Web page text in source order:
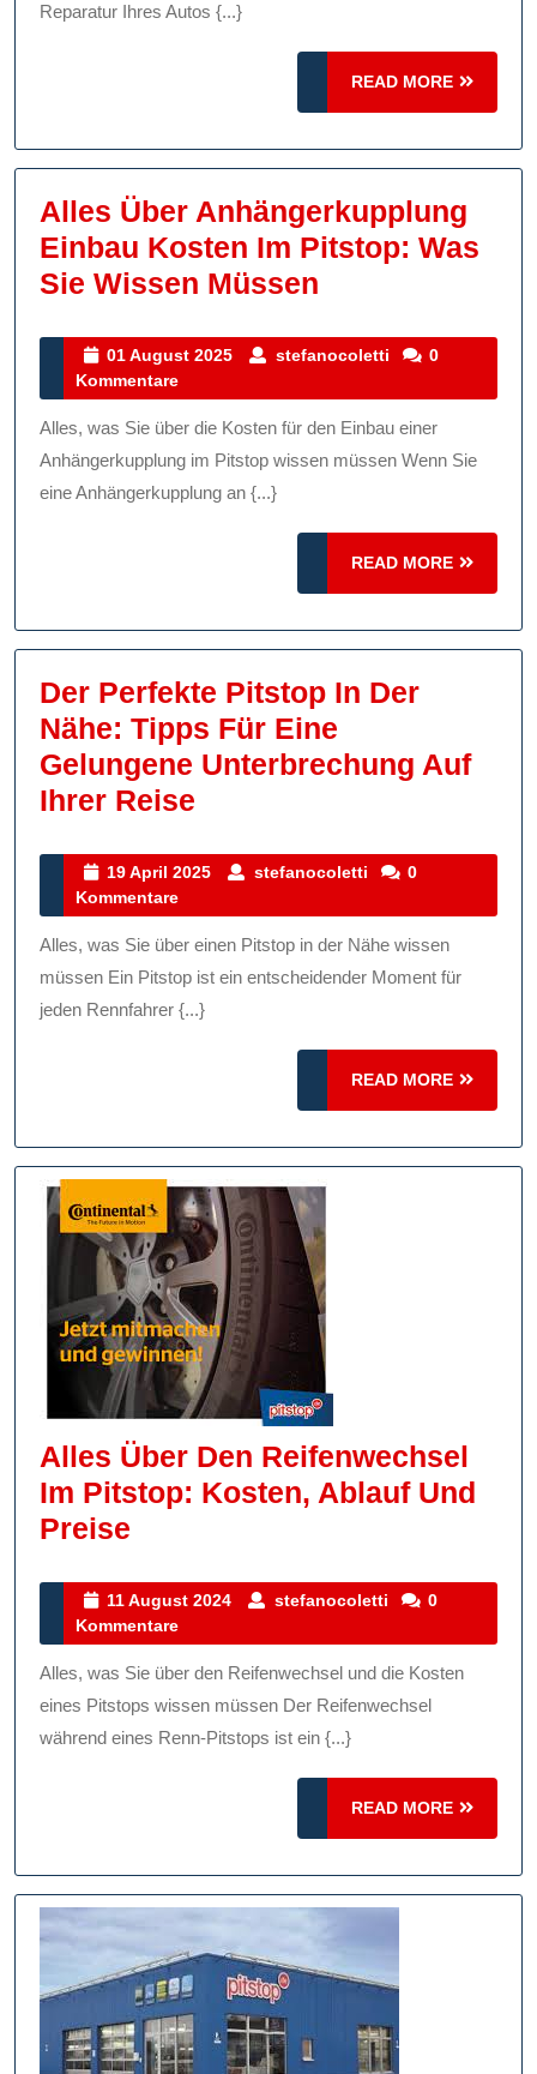
Nächsten
Reparatur Ihres Autos {...}
READ MORE
READ
MORE
Alles Über Anhängerkupplung
Einbau Kosten Im Pitstop: Was
Sie Wissen Müssen
Kosten
Im
Was
Sie
Müssen
01 August 2025
01
2025
stefanocoletti stefanocoletti
0
Kommentare
Alles, was Sie über die Kosten für den Einbau einer
Anhängerkupplung im Pitstop wissen müssen Wenn Sie
eine Anhängerkupplung an {...}
READ MORE
READ
MORE
Der Perfekte Pitstop In Der
Nähe: Tipps Für Eine
Gelungene Unterbrechung Auf
Ihrer Reise
Pitstop
Der
Nähe:
Tipps
Unterbrechung
Auf
Ihrer
Reise
19 April 2025
19
2025
stefanocoletti stefanocoletti
0
Kommentare
Alles, was Sie über einen Pitstop in der Nähe wissen
müssen Ein Pitstop ist ein entscheidender Moment für
jeden Rennfahrer {...}
READ MORE
READ
MORE
Alles Über Den Reifenwechsel
Im Pitstop: Kosten, Ablauf Und
Preise
Den
Reifenwechsel
Im
Pitstop:
Kosten,
11 August 2024
11
2024
stefanocoletti stefanocoletti
0
Kommentare
Alles, was Sie über den Reifenwechsel und die Kosten
eines Pitstops wissen müssen Der Reifenwechsel
während eines Renn-Pitstops ist ein {...}
READ MORE
READ
MORE